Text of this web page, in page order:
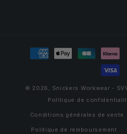
Moyens
© 2026,
Snickers Workwear -
Politique de
Conditions générales de vente
Politique de remboursement